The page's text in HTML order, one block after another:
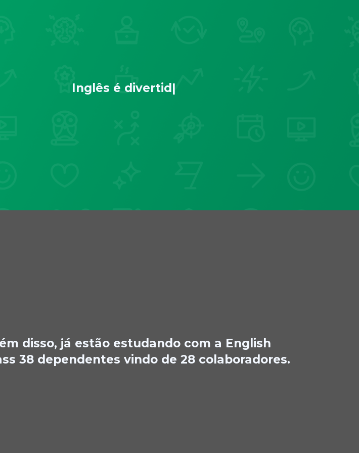
Inglês é divert|
disso, já estão estudando com a English
38 dependentes vindo de 28 colaboradores.